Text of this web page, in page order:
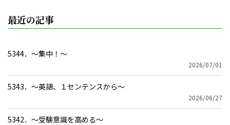
最近の記事
5344．～集中！〜
2026/07/01
5343．～英語、１センテンスから〜
2026/06/27
5342．～受験意識を高める〜